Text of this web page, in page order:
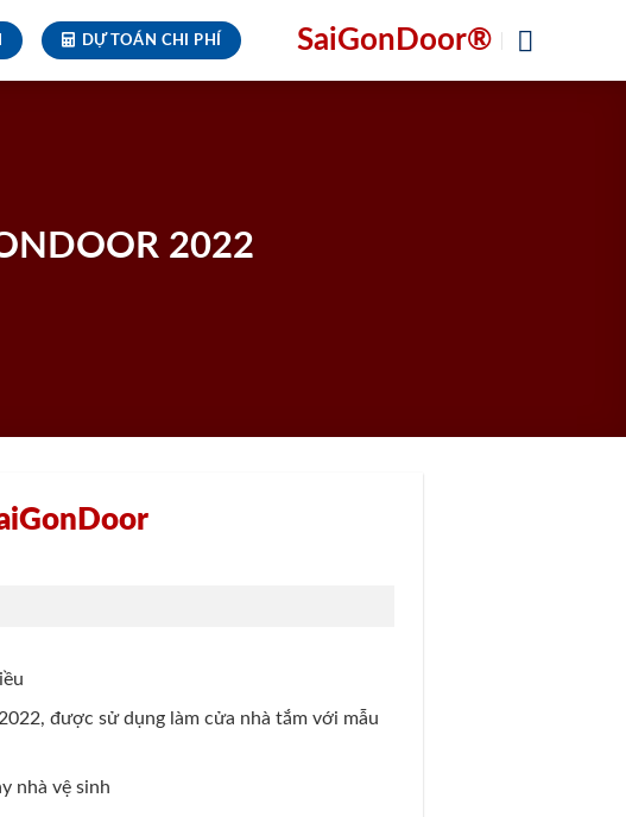
DỰ TOÁN CHI PHÍ SaiGonDoor®
2022
được sử dụng làm cửa nhà tắm với mẫu
nhà vệ sinh